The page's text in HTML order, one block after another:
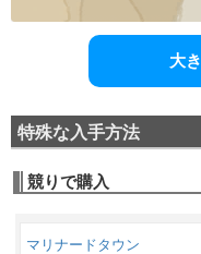
大
特殊な入手方法
競りで購入
マリナードタウン